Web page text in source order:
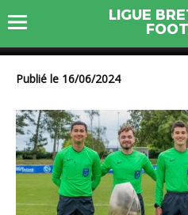
LIGUE
_FRA9012
Publié le 16/06/2024